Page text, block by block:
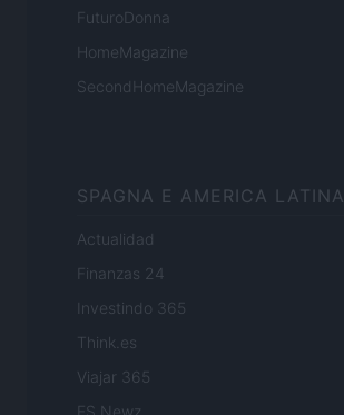
FuturoDonna
HomeMagazine
SecondHomeMagazine
SPAGNA E AMERICA LATINA
Actualidad
Finanzas 24
Investindo 365
Think.es
Viajar 365
ES Newz